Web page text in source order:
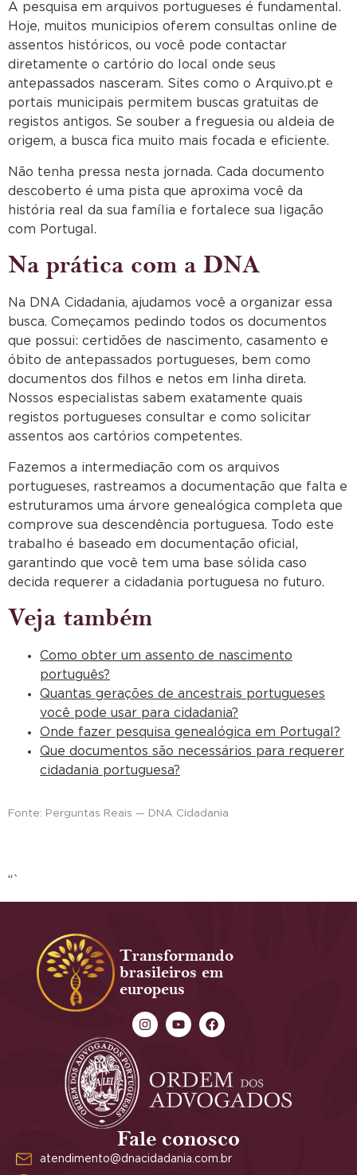
A pesquisa em arquivos portugueses é fundamental.
Hoje, muitos municipios oferem consultas online de
assentos históricos, ou você pode contactar
diretamente o cartório do local onde seus
antepassados nasceram. Sites como o Arquivo.pt e
portais municipais permitem buscas gratuitas de
registos antigos. Se souber a freguesia ou aldeia de
origem, a busca fica muito mais focada e eficiente.
Não tenha pressa nesta jornada. Cada documento
descoberto é uma pista que aproxima você da
história real da sua família e fortalece sua ligação
com Portugal.
Na prática com a DNA
Na DNA Cidadania, ajudamos você a organizar essa
busca. Começamos pedindo todos os documentos
que possui: certidões de nascimento, casamento e
óbito de antepassados portugueses, bem como
documentos dos filhos e netos em linha direta.
Nossos especialistas sabem exatamente quais
registos portugueses consultar e como solicitar
assentos aos cartórios competentes.
Fazemos a intermediação com os arquivos
portugueses, rastreamos a documentação que falta e
estruturamos uma árvore genealógica completa que
comprove sua descendência portuguesa. Todo este
trabalho é baseado em documentação oficial,
garantindo que você tem uma base sólida caso
decida requerer a cidadania portuguesa no futuro.
Veja também
Como obter um assento de nascimento
português?
Quantas gerações de ancestrais portugueses
você pode usar para cidadania?
Onde fazer pesquisa genealógica em Portugal?
Que documentos são necessários para requerer
cidadania portuguesa?
Fonte: Perguntas Reais — DNA Cidadania
“`
Transformando
brasileiros em
europeus
Fale conosco
atendimento@dnacidadania.com.br